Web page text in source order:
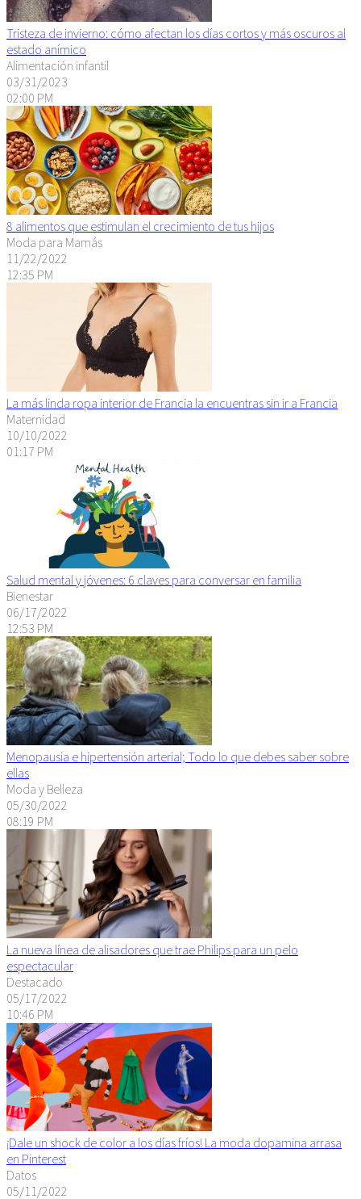
Tristeza de invierno: cómo afectan los días cortos y más oscuros al
estado anímico
Alimentación infantil
03/31/2023
02:00 PM
8 alimentos que estimulan el crecimiento de tus hijos
Moda para Mamás
11/22/2022
12:35 PM
La más linda ropa interior de Francia la encuentras sin ir a Francia
Maternidad
10/10/2022
01:17 PM
Salud mental y jóvenes: 6 claves para conversar en familia
Bienestar
06/17/2022
12:53 PM
Menopausia e hipertensión arterial; Todo lo que debes saber sobre
ellas
Moda y Belleza
05/30/2022
08:19 PM
La nueva línea de alisadores que trae Philips para un pelo
espectacular
Destacado
05/17/2022
10:46 PM
¡Dale un shock de color a los días fríos! La moda dopamina arrasa
en Pinterest
Datos
05/11/2022